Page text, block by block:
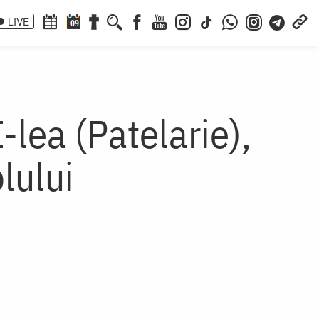
LIVE 09
(Patelarie),